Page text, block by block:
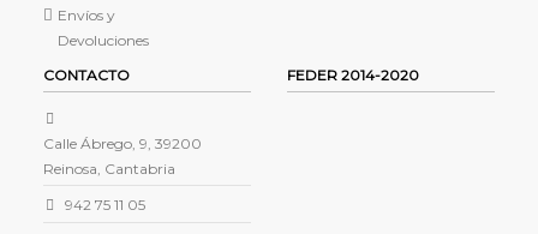
Envíos y
Devoluciones
CONTACTO
Calle Ábrego, 9, 39200
Reinosa, Cantabria
942 75 11 05
FEDER 2014-2020